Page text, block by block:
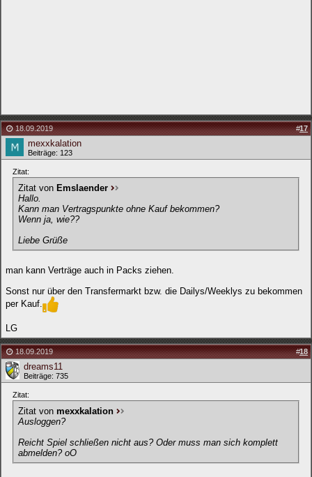
18.09.2019 #17
mexxkalation
Beiträge: 123
Zitat:
Zitat von Emslaender
Hallo.
Kann man Vertragspunkte ohne Kauf bekommen?
Wenn ja, wie??
Liebe Grüße
man kann Verträge auch in Packs ziehen.
Sonst nur über den Transfermarkt bzw. die Dailys/Weeklys zu bekommen
per Kauf.
LG
18.09.2019 #18
dreams11
Beiträge: 735
Zitat:
Zitat von mexxkalation
Ausloggen?
Reicht Spiel schließen nicht aus? Oder muss man sich komplett
abmelden? oO